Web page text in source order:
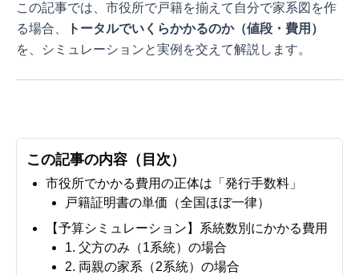
この記事では、市役所で戸籍を揃えて自分で家系図を作
る場合、
トータルでいくらかかるのか（値段・費用）
を、シミュレーションと実例を交えて解説します。
この記事の内容（目次）
市役所でかかる費用の正体は「発行手数料」
戸籍証明書の単価（全国ほぼ一律）
【予算シミュレーション】系統数別にかかる費用
1. 父方のみ（1系統）の場合
2. 両親の家系（2系統）の場合